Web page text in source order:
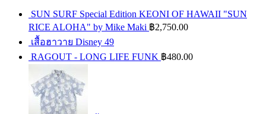
SUN SURF Special Edition KEONI OF HAWAII "SUN
RICE ALOHA" by Mike Maki ฿2,750.00
เสื้อฮาวาย Disney 49
RAGOUT - LONG LIFE FUNK ฿480.00